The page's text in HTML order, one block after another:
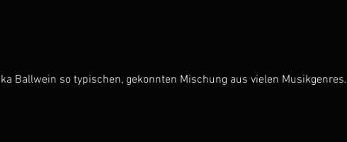
Ballwein so typischen, gekonnten Mischung aus vielen Musikgenres.